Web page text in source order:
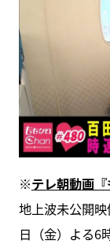
※テレ朝動画
地上波未公開
日（金）よる6